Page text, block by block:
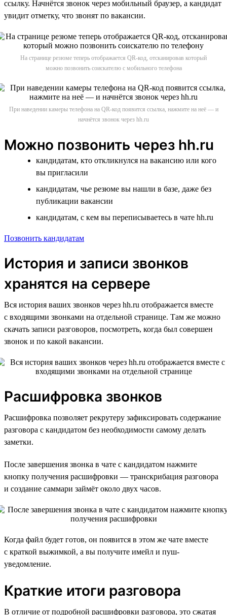
ссылку. Начнётся звонок через мобильный браузер, а кандидат
увидит отметку, что звонят по вакансии.
На странице резюме теперь отображается QR-код, отсканировав который
можно позвонить соискателю с мобильного телефона
При наведении камеры телефона на QR-код появится ссылка, нажмите на неё — и
начнётся звонок через hh.ru
Можно позвонить через hh.ru
кандидатам, кто откликнулся на вакансию или кого
вы пригласили
кандидатам, чье резюме вы нашли в базе, даже без
публикации вакансии
кандидатам, с кем вы переписываетесь в чате hh.ru
Позвонить кандидатам
История и записи звонков
хранятся на сервере
Вся история ваших звонков через hh.ru отображается вместе
с входящими звонками на отдельной странице. Там же можно
скачать записи разговоров, посмотреть, когда был совершен
звонок и по какой вакансии.
Расшифровка звонков
Расшифровка позволяет рекрутеру зафиксировать содержание
разговора с кандидатом без необходимости самому делать
заметки.
После завершения звонка в чате с кандидатом нажмите
кнопку получения расшифровки — транскрибация разговора
и создание саммари займёт около двух часов.
Когда файл будет готов, он появится в этом же чате вместе
с краткой выжимкой, а вы получите имейл и пуш-
уведомление.
Краткие итоги разговора
В отличие от подробной расшифровки разговора, это сжатая